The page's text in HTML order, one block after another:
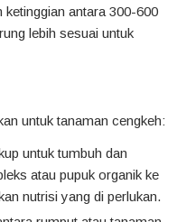
antara 300-600
lebih sesuai untuk
untuk tanaman cengkeh:
untuk tumbuh dan
atau pupuk organik ke
nutrisi yang di perlukan.